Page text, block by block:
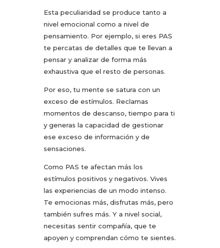
Esta peculiaridad se produce tanto a
nivel emocional como a nivel de
pensamiento. Por ejemplo, si eres PAS
te percatas de detalles que te llevan a
pensar y analizar de forma más
exhaustiva que el resto de personas.
Por eso, tu mente se satura con un
exceso de estímulos. Reclamas
momentos de descanso, tiempo para ti
y generas la capacidad de gestionar
ese exceso de información y de
sensaciones.
Como PAS te afectan más los
estímulos positivos y negativos. Vives
las experiencias de un modo intenso.
Te emocionas más, disfrutas más, pero
también sufres más. Y a nivel social,
necesitas sentir compañía, que te
apoyen y comprendan cómo te sientes.